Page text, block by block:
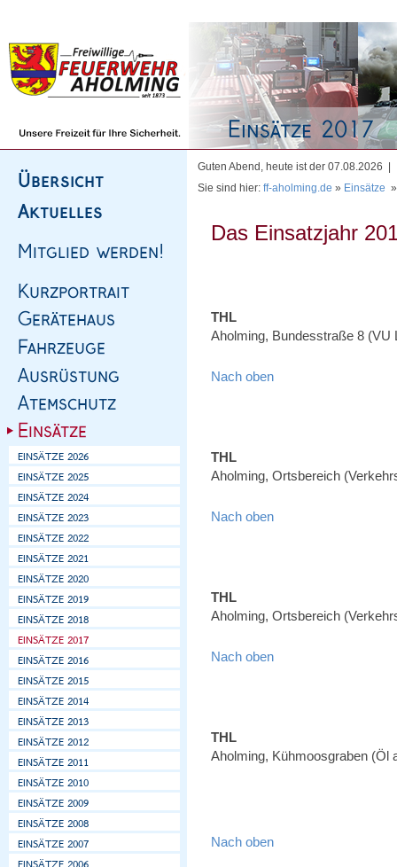
Guten Abend, heute ist der 07.08.2026 |
Sie sind hier: ff-aholming.de » Einsätze
Das Einsatzjahr
THL
Aholming, Bundesstraße 8
Nach oben
THL
Aholming, Ortsbereich
Nach oben
THL
Aholming, Ortsbereich
Nach oben
THL
Aholming, Kühmoosgraben (Öl
Nach oben